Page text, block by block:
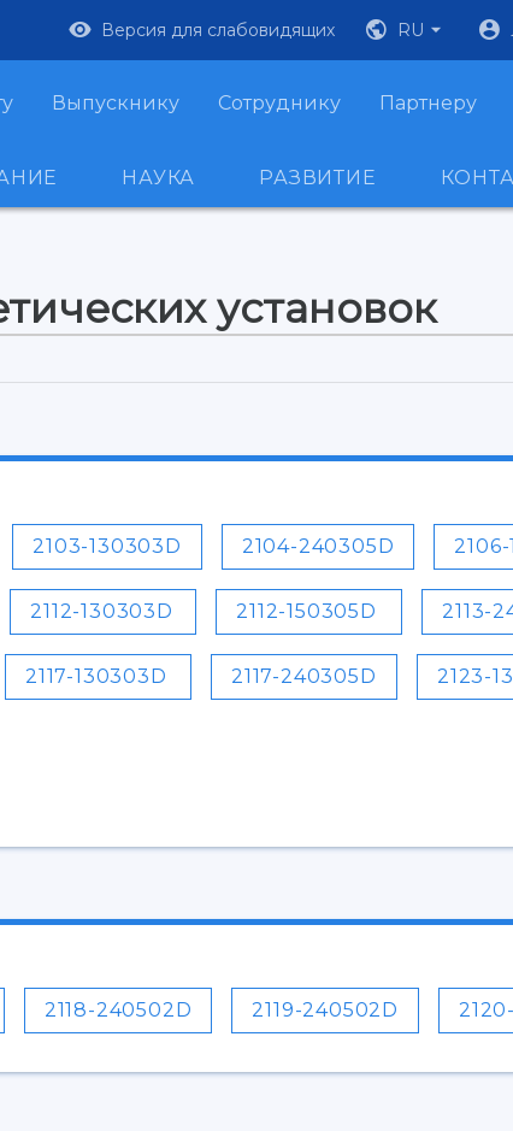
Версия для слабовидящих RU
Выпускнику Сотруднику Партнеру
НАУКА РАЗВИТИЕ
установок
2103-130303D 2104-240305D
2112-130303D 2112-150305D 2113-
2117-130303D 2117-240305D 2123-
2118-240502D 2119-240502D